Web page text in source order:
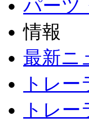
パーツ
情報
最新ニ
トレ
トレ